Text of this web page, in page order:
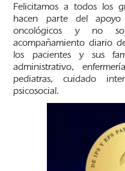
Felicitamos a todos los
hacen parte del apoyo
oncológicos y no
acompañamiento diario
los pacientes y sus
administrativo,
pediatras, cuidado
psicosocial.